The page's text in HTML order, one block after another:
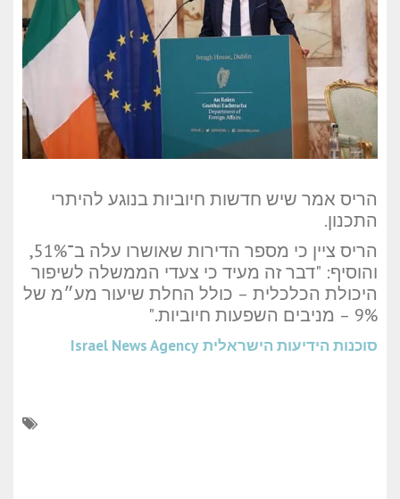
הריס אמר שיש חדשות חיוביות בנוגע להיתרי
התכנון.
הריס ציין כי מספר הדירות שאושרו עלה ב־51%,
והוסיף: "דבר זה מעיד כי צעדי הממשלה לשיפור
היכולת הכלכלית – כולל החלת שיעור מע״מ של
9% – מניבים השפעות חיוביות."
סוכנות הידיעות הישראלית Israel News Agency